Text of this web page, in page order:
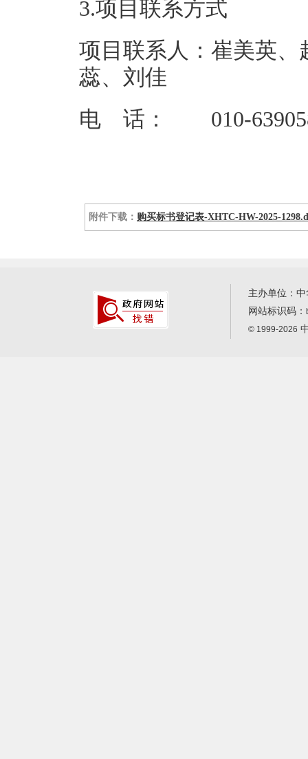
3.项目联系方式
项目联系人：崔美英
蕊、刘佳
电 话： 010-
附件下载： 购买标书登记表-XHTC-HW-2025-
主办单位：
网站标识码：
© 1999-2026